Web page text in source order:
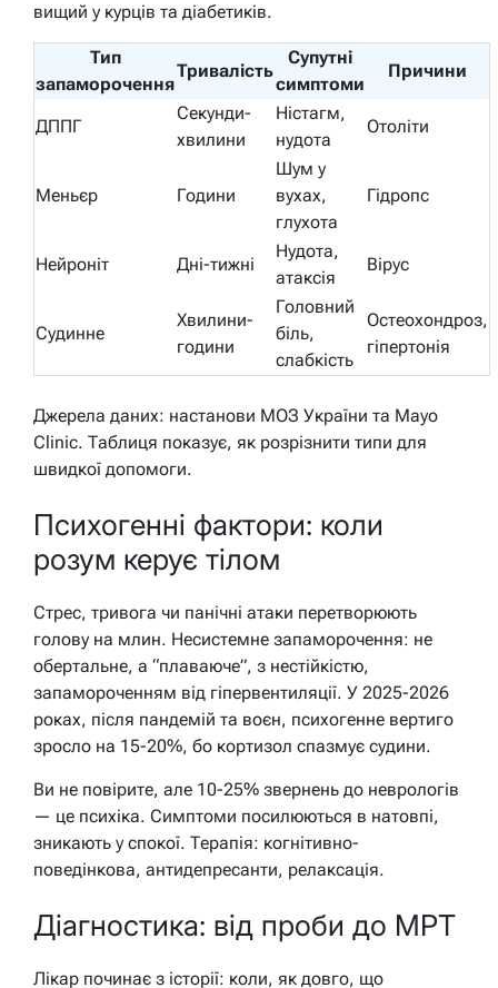
вищий у курців та діабетиків.
Тип
запаморочення
Тривалість
Супутні
симптоми
Причини
ДППГ
Секунди-
хвилини
Ністагм,
нудота
Отоліти
Меньєр Години
Шум у
вухах,
глухота
Гідропс
Нейроніт Дні-тижні
Нудота,
атаксія
Вірус
Судинне
Хвилини-
години
Головний
біль,
слабкість
Остеохондроз,
гіпертонія
Джерела даних: настанови МОЗ України та Mayo
Clinic. Таблиця показує, як розрізнити типи для
швидкої допомоги.
Психогенні фактори: коли
розум керує тілом
Стрес, тривога чи панічні атаки перетворюють
голову на млин. Несистемне запаморочення: не
обертальне, а “плаваюче”, з нестійкістю,
запамороченням від гіпервентиляції. У 2025-2026
роках, після пандемій та воєн, психогенне вертиго
зросло на 15-20%, бо кортизол спазмує судини.
Ви не повірите, але 10-25% звернень до неврологів
— це психіка. Симптоми посилюються в натовпі,
зникають у спокої. Терапія: когнітивно-
поведінкова, антидепресанти, релаксація.
Діагностика: від проби до МРТ
Лікар починає з історії: коли, як довго, що